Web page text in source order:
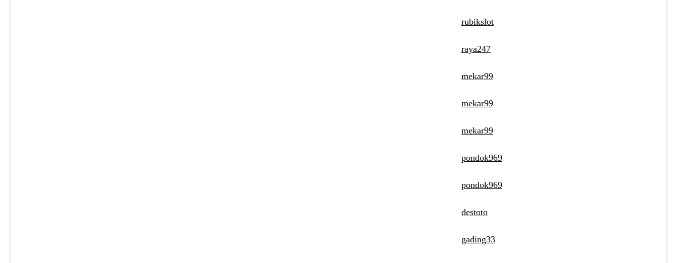
rubikslot
raya247
mekar99
mekar99
mekar99
pondok969
pondok969
destoto
gading33